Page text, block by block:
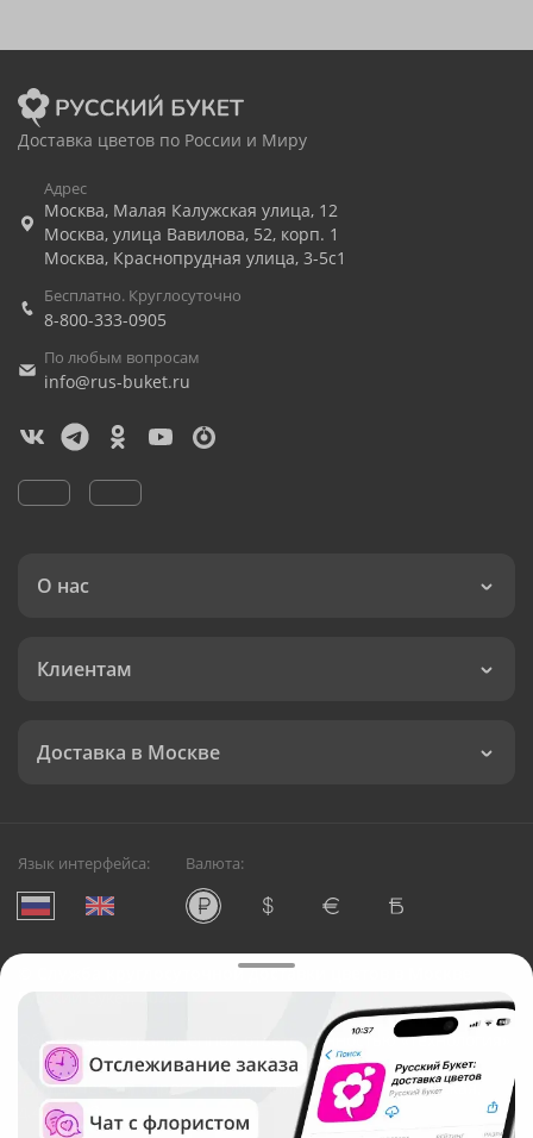
Доставка цветов по России и Миру
Адрес
Москва, Малая Калужская улица, 12
Москва, улица Вавилова, 52, корп. 1
Москва, Краснопрудная улица, 3-5с1
Бесплатно. Круглосуточно
8-800-333-0905
По любым вопросам
info@rus-buket.ru
О нас
Клиентам
Доставка в Москве
Язык интерфейса: Валюта:
Служба круглосуточной доставки цветов в Москве
Русский Букет, 2026
Общество с ограниченной ответственностью «Технология»
ОГРН: 1195476081745, ИНН: 5410081997
Юридический адрес: г. Новосибирск, ул. Ипподромская,
д.42, оф. 3